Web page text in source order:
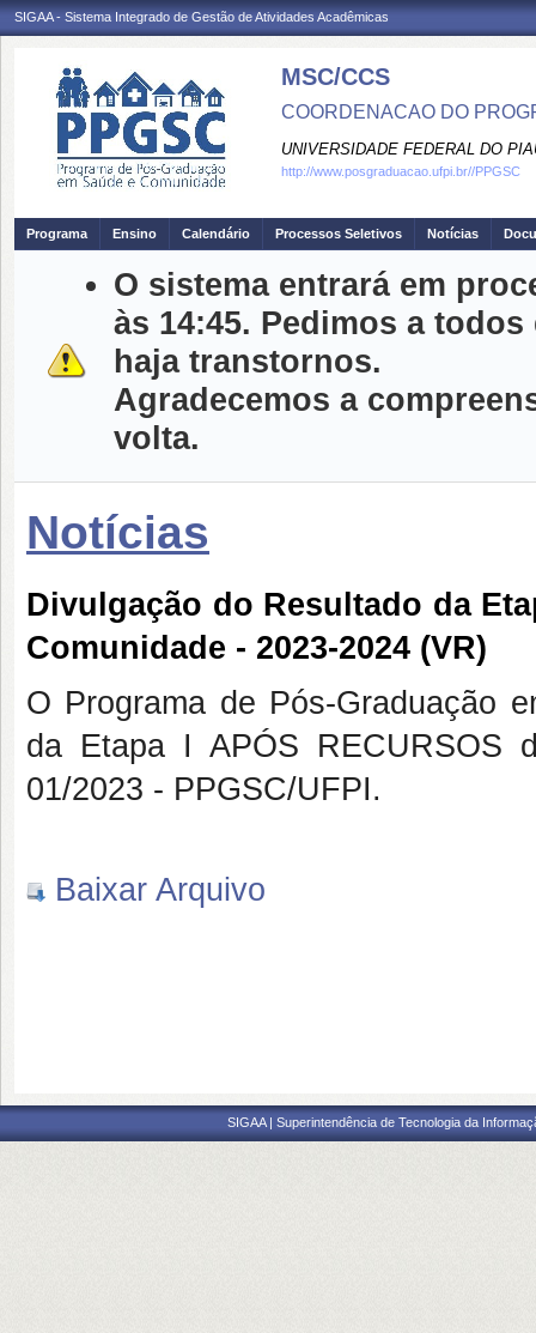
SIGAA - Sistema Integrado de Gestão de Atividades Acadêmicas
MSC/CCS
COORDENACAO DO
UNIVERSIDADE FEDERAL DO
http://www.posgraduacao.ufpi.br//PPGSC
Programa Ensino Calendário Processos Seletivos Notícias
O sistema entrará em
às 14:45. Pedimos a
haja transtornos.
Agradecemos a
volta.
Notícias
Divulgação do Resultado da
Comunidade - 2023-2024 (VR)
O Programa de Pós-Graduação
da Etapa I APÓS RECURSOS
01/2023 - PPGSC/UFPI.
Baixar Arquivo
SIGAA | Superintendência de Tecnologia da